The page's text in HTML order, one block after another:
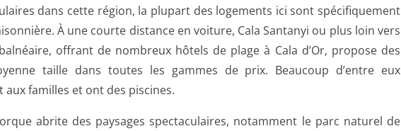
dans cette région, la plupart des logements ici sont spécifiquement
À une courte distance en voiture, Cala Santanyi ou plus loin vers
offrant de nombreux hôtels de plage à Cala d’Or, propose des
taille dans toutes les gammes de prix. Beaucoup d’entre eux
aux familles et ont des piscines.
abrite des paysages spectaculaires, notamment le parc naturel de